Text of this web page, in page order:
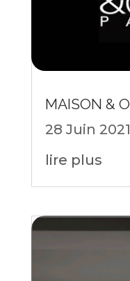
MAISON &
28 Juin 2021
lire plus